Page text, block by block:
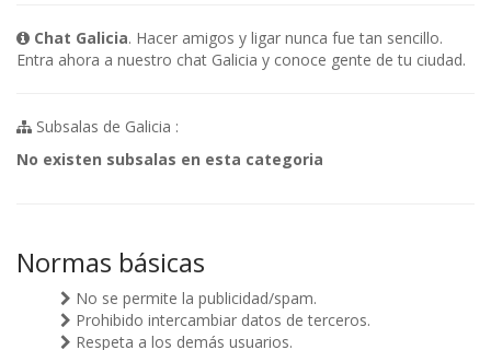
Chat Galicia. Hacer amigos y ligar nunca fue tan sencillo.
Entra ahora a nuestro chat Galicia y conoce gente de tu ciudad.
Subsalas de Galicia :
No existen subsalas en esta categoria
Normas básicas
No se permite la publicidad/spam.
Prohibido intercambiar datos de terceros.
Respeta a los demás usuarios.